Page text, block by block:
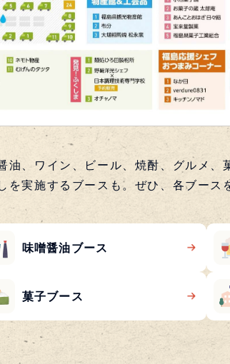
、ワイン、ビール、焼酎、グルメ、
を実施するブースも。ぜひ、各ブース
味噌醤油ブース
菓子ブース